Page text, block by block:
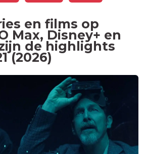
en films op
Max, Disney+ en
de highlights
(2026)